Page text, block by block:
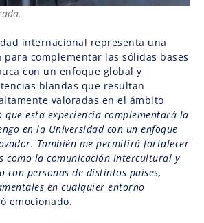
internacional representa una
complementar las sólidas bases
con un enfoque global y
blandas que resultan
valoradas en el ámbito
que esta experiencia complementará la
en la Universidad con un enfoque
También me permitirá fortalecer
como la comunicación intercultural y
con personas de distintos países,
en cualquier entorno
emocionado.